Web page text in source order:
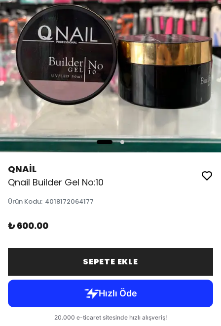
QNAİL
Qnail Builder Gel No:10
Ürün Kodu: 4018172064177
₺ 600.00
SEPETE EKLE